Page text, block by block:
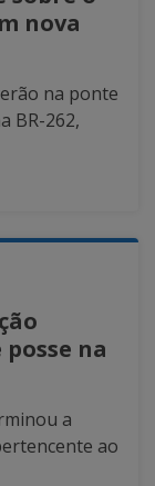
nova
na ponte
BR-262,
na
a
ao